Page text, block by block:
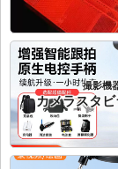
撮影機
カメラスタ